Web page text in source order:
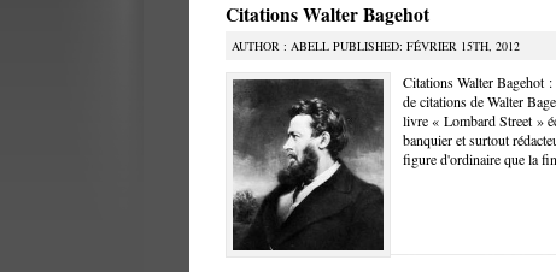
Citations Walter Bagehot
AUTHOR : ABELL PUBLISHED: FÉVRIER 15TH, 2012
Citations Walter Bagehot
de citations de Walter
livre « Lombard Street »
banquier et surtout
figure d'ordinaire que la